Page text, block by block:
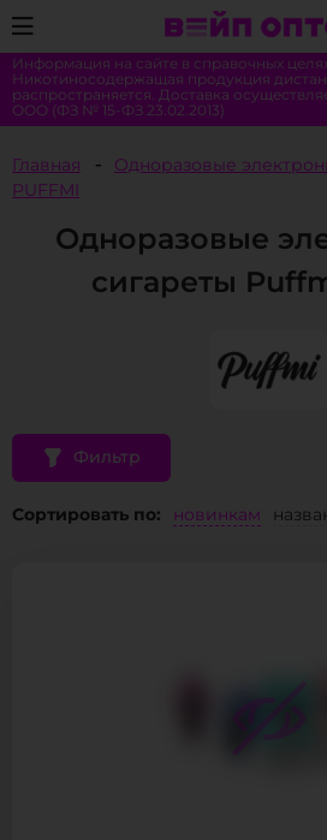
Информация на сайте в справочных
Никотиносодержащая продукция
распространяется. Доставка
ООО (ФЗ № 15-ФЗ 23.02.2013)
Главная
Одноразовые
PUFFMI
Одноразовые
сигареты
Фильтр
Сортировать по: новинкам